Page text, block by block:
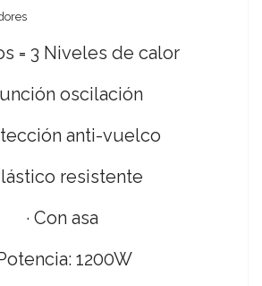
= 3 Niveles de calor
oscilación
anti-vuelco
resistente
· Con asa
1200W